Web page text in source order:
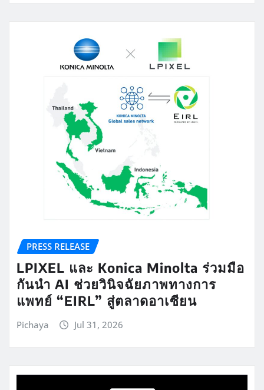
PRESS RELEASE
LPIXEL และ Konica Minolta ร่วมมือ
กันนำ AI ช่วยวินิจฉัยภาพทางการ
แพทย์ “EIRL” สู่ตลาดอาเซียน
Pichaya Jul 31, 2026